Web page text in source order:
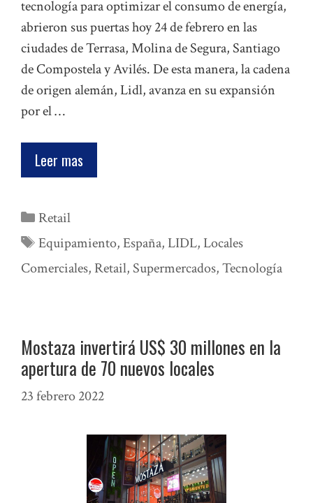
tecnología para optimizar el consumo de energía,
abrieron sus puertas hoy 24 de febrero en las
ciudades de Terrasa, Molina de Segura, Santiago
de Compostela y Avilés. De esta manera, la cadena
de origen alemán, Lidl, avanza en su expansión
por el …
Leer mas
Categorías
Retail
Etiquetas
Equipamiento,España,LIDL,Locales
Comerciales, Retail, Supermercados,Tecnología
Mostaza invertirá US$ 30 millones en la
apertura de 70 nuevos locales
23 febrero 2022